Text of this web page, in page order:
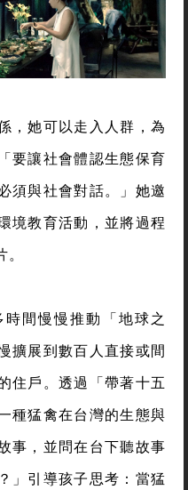
，她可以走入人群，為
要讓社會體認生態保育
須與社會對話。」她邀
境教育活動，並將過程
間慢慢推動「地球之
擴展到數百人直接或間
住戶。透過「帶著十五
種猛禽在台灣的生態與
事，並問在台下聽故事
」引導孩子思考：當猛